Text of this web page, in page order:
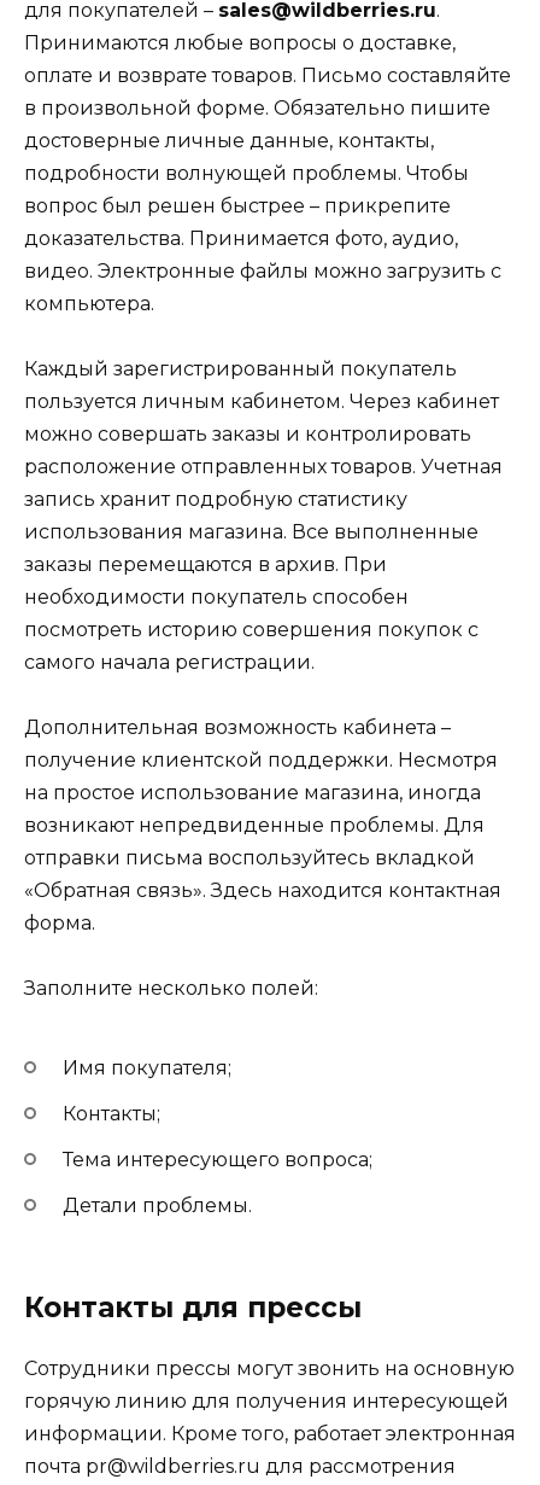
для покупателей – sales@wildberries.ru.
Принимаются любые вопросы о доставке,
оплате и возврате товаров. Письмо составляйте
в произвольной форме. Обязательно пишите
достоверные личные данные, контакты,
подробности волнующей проблемы. Чтобы
вопрос был решен быстрее – прикрепите
доказательства. Принимается фото, аудио,
видео. Электронные файлы можно загрузить с
компьютера.
Каждый зарегистрированный покупатель
пользуется личным кабинетом. Через кабинет
можно совершать заказы и контролировать
расположение отправленных товаров. Учетная
запись хранит подробную статистику
использования магазина. Все выполненные
заказы перемещаются в архив. При
необходимости покупатель способен
посмотреть историю совершения покупок с
самого начала регистрации.
Дополнительная возможность кабинета –
получение клиентской поддержки. Несмотря
на простое использование магазина, иногда
возникают непредвиденные проблемы. Для
отправки письма воспользуйтесь вкладкой
«Обратная связь». Здесь находится контактная
форма.
Заполните несколько полей:
Имя покупателя;
Контакты;
Тема интересующего вопроса;
Детали проблемы.
Контакты для прессы
Сотрудники прессы могут звонить на основную
горячую линию для получения интересующей
информации. Кроме того, работает электронная
почта pr@wildberries.ru для рассмотрения